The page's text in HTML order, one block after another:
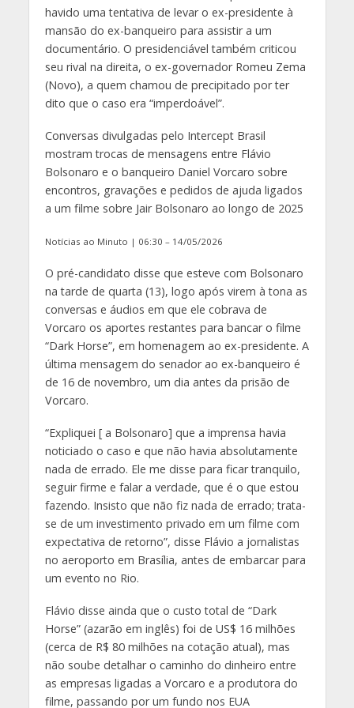
havido uma tentativa de levar o ex-presidente à
mansão do ex-banqueiro para assistir a um
documentário. O presidenciável também criticou
seu rival na direita, o ex-governador Romeu Zema
(Novo), a quem chamou de precipitado por ter
dito que o caso era “imperdoável”.
Conversas divulgadas pelo Intercept Brasil
mostram trocas de mensagens entre Flávio
Bolsonaro e o banqueiro Daniel Vorcaro sobre
encontros, gravações e pedidos de ajuda ligados
a um filme sobre Jair Bolsonaro ao longo de 2025
Notícias ao Minuto | 06:30 – 14/05/2026
O pré-candidato disse que esteve com Bolsonaro
na tarde de quarta (13), logo após virem à tona as
conversas e áudios em que ele cobrava de
Vorcaro os aportes restantes para bancar o filme
“Dark Horse”, em homenagem ao ex-presidente. A
última mensagem do senador ao ex-banqueiro é
de 16 de novembro, um dia antes da prisão de
Vorcaro.
“Expliquei [ a Bolsonaro] que a imprensa havia
noticiado o caso e que não havia absolutamente
nada de errado. Ele me disse para ficar tranquilo,
seguir firme e falar a verdade, que é o que estou
fazendo. Insisto que não fiz nada de errado; trata-
se de um investimento privado em um filme com
expectativa de retorno”, disse Flávio a jornalistas
no aeroporto em Brasília, antes de embarcar para
um evento no Rio.
Flávio disse ainda que o custo total de “Dark
Horse” (azarão em inglês) foi de US$ 16 milhões
(cerca de R$ 80 milhões na cotação atual), mas
não soube detalhar o caminho do dinheiro entre
as empresas ligadas a Vorcaro e a produtora do
filme, passando por um fundo nos EUA